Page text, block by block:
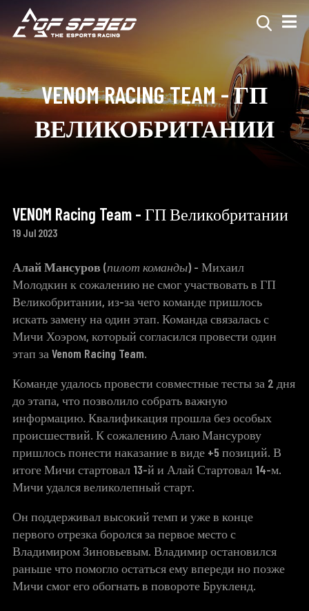
VENOM RACING TEAM - ГП
ВЕЛИКОБРИТАНИИ
VENOM Racing Team - ГП Великобритании
19 Jul 2023
Алай Мансуров (пилот команды) - Михаил
Молодкин к сожалению не смог участвовать в ГП
Великобритании, из-за чего команде пришлось
искать замену на один этап. Команда связалась с
Мичи Хоэром, который согласился провести один
этап за Venom Racing Team.
Команде удалось провести совместные тесты за 2 дня
до этапа, что позволило собрать важную
информацию. Квалификация прошла без особых
происшествий. К сожалению Алаю Мансурову
пришлось понести наказание в виде +5 позиций. В
итоге Мичи стартовал 13-й и Алай Стартовал 14-м.
Мичи удался великолепный старт.
Он поддерживал высокий темп и уже в конце
первого отрезка боролся за первое место с
Владимиром Зиновьевым. Владимир остановился
раньше что помогло остаться ему впереди но позже
Мичи смог его обогнать в повороте Брукленд.